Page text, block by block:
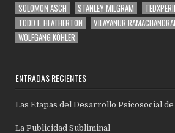
SOLOMON ASCH
STANLEY MILGRAM
TODD F. HEATHERTON
VILAYANUR
WOLFGANG KÖHLER
ENTRADAS RECIENTES
Las Etapas del Desarrollo Psicosocial
La Publicidad Subliminal